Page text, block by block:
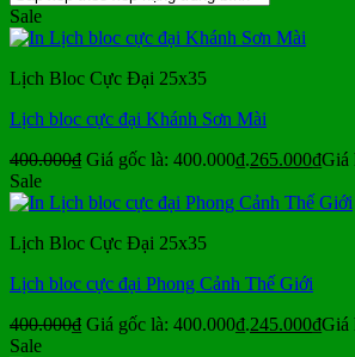
Sale
Lịch Bloc Cực Đại 25x35
Lịch bloc cực đại Khánh Sơn Mài
400.000₫ Giá gốc là: 400.000₫.265.000₫Giá
Sale
Lịch Bloc Cực Đại 25x35
Lịch bloc cực đại Phong Cảnh Thế Giới
400.000₫ Giá gốc là: 400.000₫.245.000₫Giá
Sale